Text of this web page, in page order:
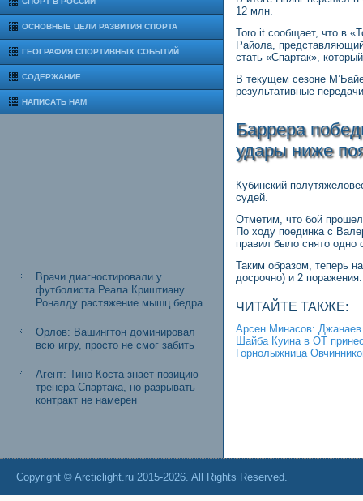
ОСНОВНЫЕ ЦЕЛИ РАЗВИТИЯ СПОРТА
ГЕОГРАФИЯ СПОРТИВНЫХ СОБЫТИЙ
СОДЕРЖАНИЕ
НАПИСАТЬ НАМ
Врачи диагностировали у
футболиста Реала Криштиану
Роналду растяжение мышц бедра
Орлов: Вашингтон доминировал
всю игру, просто не смог забить
Агент: Тино Коста знает позицию
тренера Спартака, но разрывать
контракт не намерен
12 млн.
Toro.it сообщает, что в
Райола,
стать «Спартак»,
В текущем сезоне
результативные
Баррера
удары ниже
Кубинский
судей.
Отметим, что бой
По ходу поединка с
правил было снято одно
Таким образом, теперь
досрочно) и 2 поражения.
ЧИТАЙТЕ ТАКЖЕ:
Арсен Минасов:
Шайба Куина в ОТ
Горнолыжница
Copyright © Arcticlight.ru 2015-2026. All Rights Reserved.